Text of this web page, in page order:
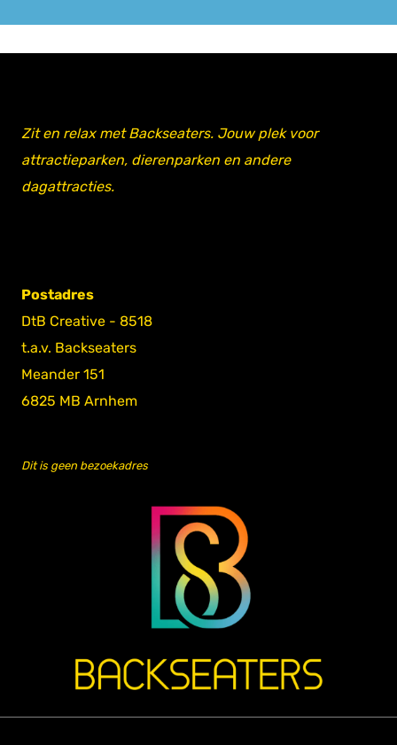
Zit en relax met Backseaters. Jouw plek voor
attractieparken, dierenparken en andere
dagattracties.
Postadres
DtB Creative - 8518
t.a.v. Backseaters
Meander 151
6825 MB Arnhem
Dit is geen bezoekadres